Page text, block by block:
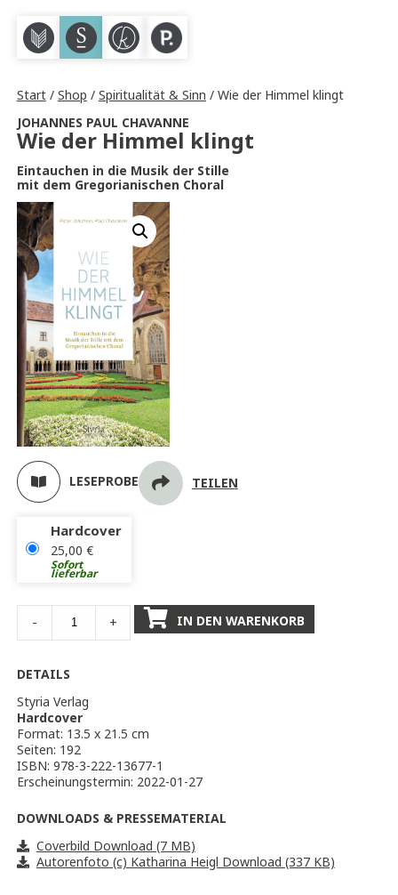
M S K P
Start/ Shop / Spiritualität & Sinn / Wie der Himmel klingt
JOHANNES PAUL CHAVANNE
Wie der Himmel klingt
Eintauchen in die Musik der Stille
mit dem Gregorianischen Choral
LESEPROBE TEILEN
Hardcover
25,00 €
Sofort
lieferbar
- + IN DEN WARENKORB
DETAILS
Styria Verlag
Hardcover
Format: 13.5 x 21.5 cm
Seiten: 192
ISBN: 978-3-222-13677-1
Erscheinungstermin: 2022-01-27
DOWNLOADS & PRESSEMATERIAL
Coverbild Download (7 MB)
Autorenfoto (c) Katharina Heigl Download (337 KB)